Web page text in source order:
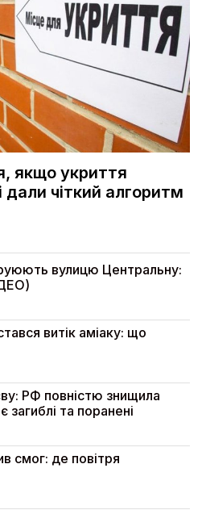
якщо укриття
дали чіткий алгоритм
вулицю Центральну:
витік аміаку: що
РФ повністю знищила
та поранені
смог: де повітря